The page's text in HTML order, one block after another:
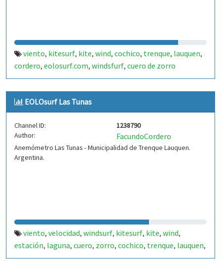
viento, kitesurf, kite, wind, cochico, trenque, lauquen,
cordero, eolosurf.com, windsfurf, cuero de zorro
EOLOsurf Las Tunas
Channel ID:
1238790
Author:
FacundoCordero
Anemómetro Las Tunas - Municipalidad de Trenque Lauquen.
Argentina.
viento, velocidad, windsurf, kitesurf, kite, wind,
estación, laguna, cuero, zorro, cochico, trenque, lauquen,
cordero,eolo